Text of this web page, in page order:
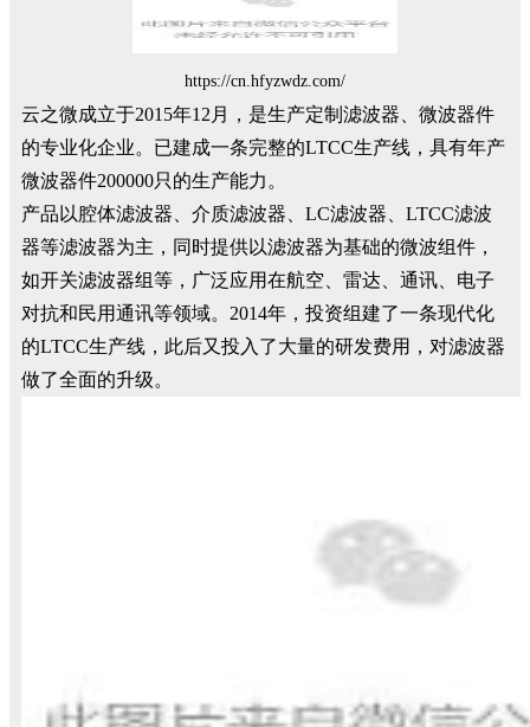
https://cn.hfyzwdz.com/
云之微成立于2015年12月，是生产定制滤波器、微波器件
的专业化企业。已建成一条完整的LTCC生产线，具有年产
微波器件200000只的生产能力。
产品以腔体滤波器、介质滤波器、LC滤波器、LTCC滤波
器等滤波器为主，同时提供以滤波器为基础的微波组件，
如开关滤波器组等，广泛应用在航空、雷达、通讯、电子
对抗和民用通讯等领域。2014年，投资组建了一条现代化
的LTCC生产线，此后又投入了大量的研发费用，对滤波器
做了全面的升级。